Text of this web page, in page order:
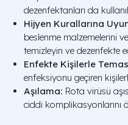
dezenfektanları da
Hijyen Kurallarına
beslenme malzemelerini
temizleyin ve dezenfekte
Enfekte Kişilerle
enfeksiyonu geçiren
Aşılama: Rota virüsü
ciddi komplikasyonlarını